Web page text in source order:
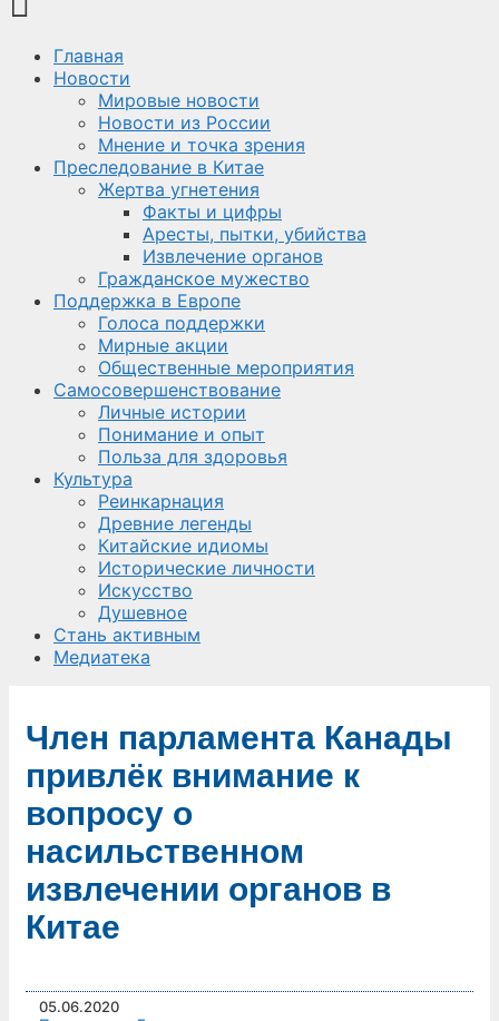
Главная
Новости
Мировые новости
Новости из России
Мнение и точка зрения
Преследование в Китае
Жертва угнетения
Факты и цифры
Аресты, пытки, убийства
Извлечение органов
Гражданское мужество
Поддержка в Европе
Голоса поддержки
Мирные акции
Общественные мероприятия
Самосовершенствование
Личные истории
Понимание и опыт
Польза для здоровья
Культура
Реинкарнация
Древние легенды
Китайские идиомы
Исторические личности
Искусство
Душевное
Стань активным
Медиатека
Член парламента Канады
привлёк внимание к
вопросу о
насильственном
извлечении органов в
Китае
05.06.2020